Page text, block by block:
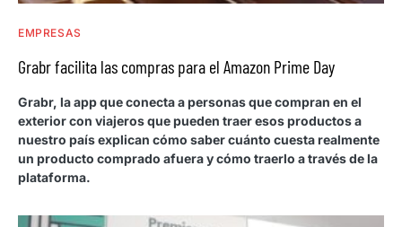
EMPRESAS
Grabr facilita las compras para el Amazon Prime Day
Grabr, la app que conecta a personas que compran en el
exterior con viajeros que pueden traer esos productos a
nuestro país explican cómo saber cuánto cuesta realmente
un producto comprado afuera y cómo traerlo a través de la
plataforma.